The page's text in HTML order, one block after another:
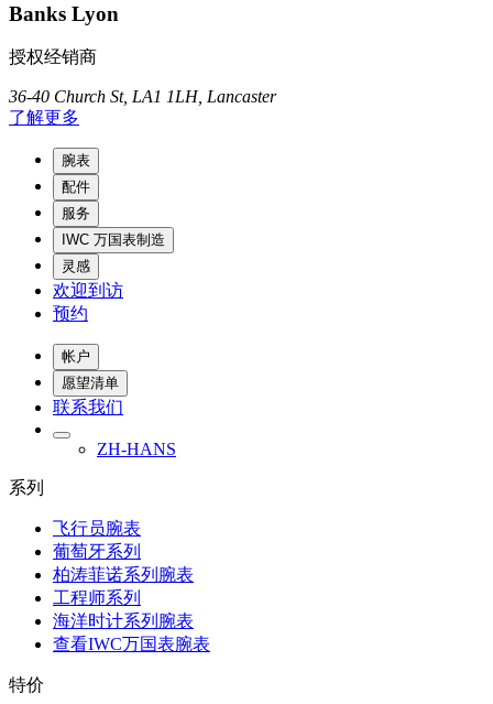
Banks Lyon
授权经销商
36-40 Church St, LA1 1LH, Lancaster
了解更多
腕表
配件
服务
IWC 万国表制造
灵感
欢迎到访
预约
帐户
愿望清单
联系我们
ZH-HANS
系列
飞行员腕表
葡萄牙系列
柏涛菲诺系列腕表
工程师系列
海洋时计系列腕表
查看IWC万国表腕表
特价